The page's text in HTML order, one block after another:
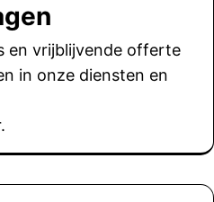
en vrijblijvende offerte
in onze diensten en